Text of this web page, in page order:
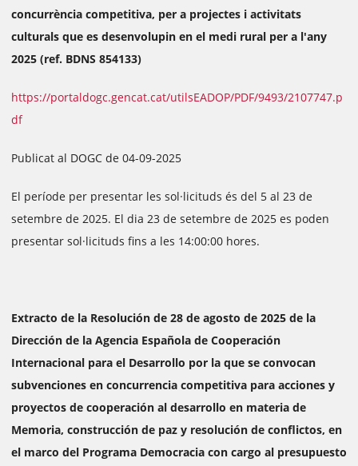
concurrència competitiva, per a projectes i activitats
culturals que es desenvolupin en el medi rural per a l'any
2025 (ref. BDNS 854133)
https://portaldogc.gencat.cat/utilsEADOP/PDF/9493/2107747.p
df
Publicat al DOGC de 04-09-2025
El període per presentar les sol·licituds és del 5 al 23 de
setembre de 2025. El dia 23 de setembre de 2025 es poden
presentar sol·licituds fins a les 14:00:00 hores.
Extracto de la Resolución de 28 de agosto de 2025 de la
Dirección de la Agencia Española de Cooperación
Internacional para el Desarrollo por la que se convocan
subvenciones en concurrencia competitiva para acciones y
proyectos de cooperación al desarrollo en materia de
Memoria, construcción de paz y resolución de conflictos, en
el marco del Programa Democracia con cargo al presupuesto